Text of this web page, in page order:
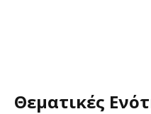
Θεματικές